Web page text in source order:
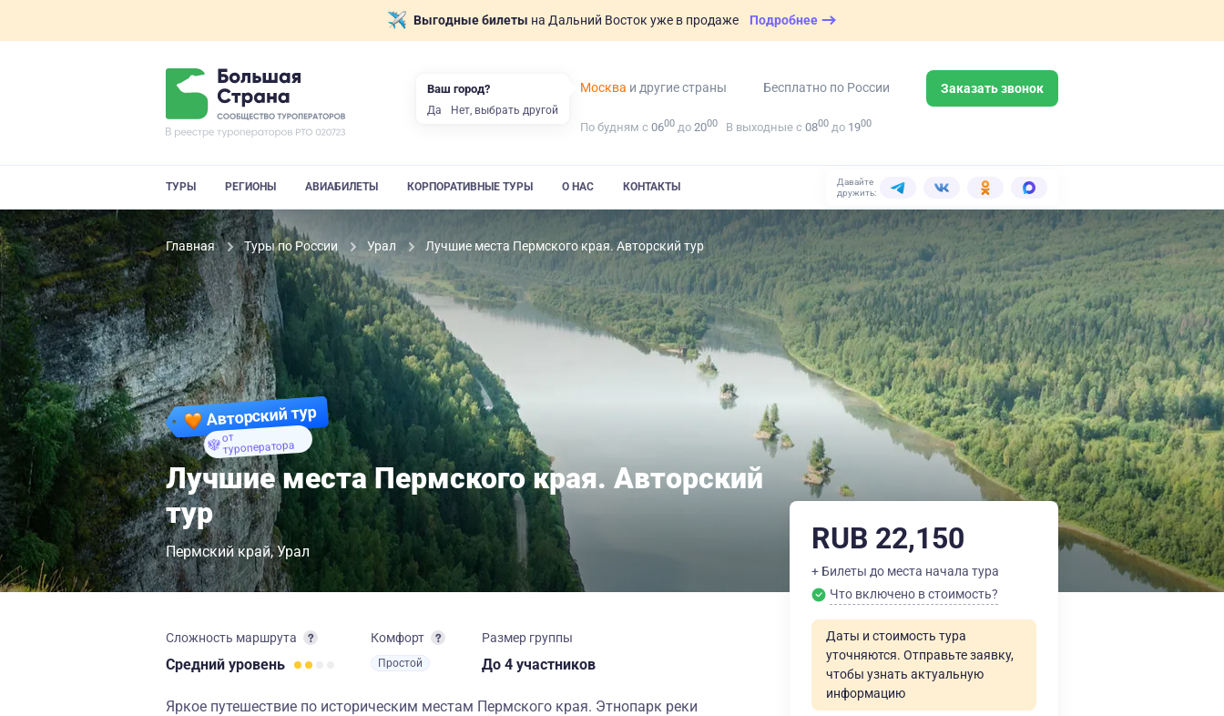
Выгодные билеты на Дальний Восток уже в продаже Подробнее
Москва и другие страны Бесплатно по России Заказать звонок
По будням с 0600 до 2000 В выходные с 0800 до 1900
ТУРЫ РЕГИОНЫ АВИАБИЛЕТЫ КОРПОРАТИВНЫЕ ТУРЫ О НАС КОНТАКТЫ
Давайте
дружить:
Главная Туры по России Урал Лучшие места Пермского края. Авторский тур
Авторский тур
от
туроператора
Лучшие места Пермского края. Авторский
тур
Пермский край Урал
Сложность маршрута
Средний уровень
Комфорт
Простой
Размер группы
до 4 участников
Яркое путешествие по историческим местам Пермского края. Этнопарк реки
RUB 22,150
+ Билеты до места начала тура
Что включено в стоимость?
Даты и стоимость тура
уточняются. Отправьте заявку,
чтобы узнать актуальную
информацию
Ваш город?
Да Нет, выбрать другой